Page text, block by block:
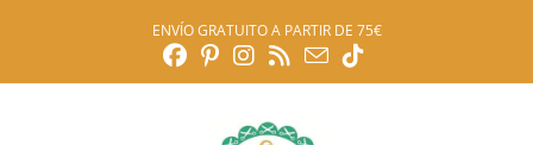
ENVÍO GRATUITO A PARTIR DE 75€